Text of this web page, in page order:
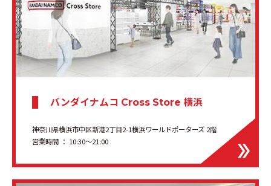
バンダイナムコ Cross Store 横浜
神奈川県横浜市中区新港2丁目2-1横浜ワールドポーターズ 2階
営業時間 ： 10:30〜21:00